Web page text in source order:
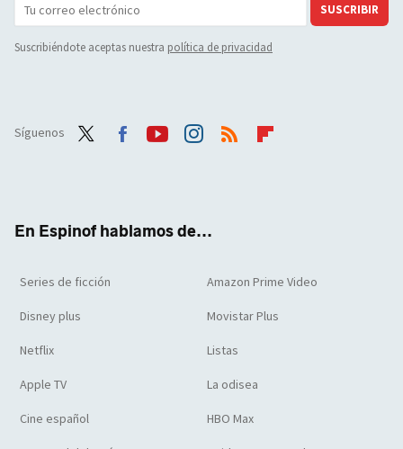
SUSCRIBIR
Suscribiéndote aceptas nuestra política de privacidad
Síguenos
En Espinof hablamos de...
Series de ficción Amazon Prime Video
Disney plus Movistar Plus
Netflix Listas
Apple TV La odisea
Cine español HBO Max